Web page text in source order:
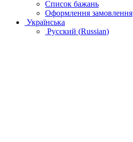
Список бажань
Оформлення замовлення
Українська
Русский (Russian)